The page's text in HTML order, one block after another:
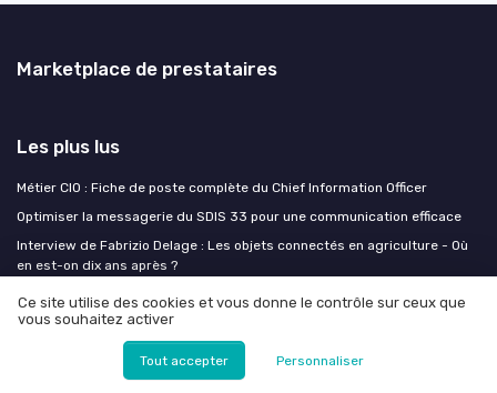
Marketplace de prestataires
Les plus lus
Métier CIO : Fiche de poste complète du Chief Information Officer
Optimiser la messagerie du SDIS 33 pour une communication efficace
Interview de Fabrizio Delage : Les objets connectés en agriculture - Où
en est-on dix ans après ?
systèmes d'information
Gérer le budget IT efficacement : stratégies et meilleures pratiques
Ce site utilise des cookies et vous donne le contrôle sur ceux que
vous souhaitez activer
Tout accepter Personnaliser